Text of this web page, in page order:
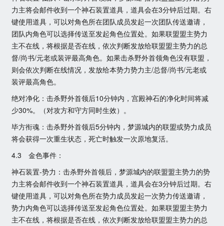
力主将会邮件收到一个神石装置道具，道具会在3分钟后过期。右
键使用道具，可以对角色所在团队成员发起一次团队传送邀请，
团队内角色可以选择传送至发起角色位置处。如果联盟盟主势力
主不在线，将根据是否在线，依次判断发放给联盟盟主势力的总
督/尚书/元老或装评最高角色。如果击杀野外首领角色没有联盟，
则会依次判断在线情况，发放给本势力势力主/总督/尚书/元老或
装评最高角色。
绝对净化：击杀野外首领后10分钟内，宫殿神石的净化时间将减
少30%。（对攻方和守方同时生效）。
毕方衔魂：击杀野外首领后5分钟内，梦源城内的联盟或势力成员
将会获得一次重生状态，死亡时触发一次原地复活。
4.3　金色事件：
神石装置-势力：击杀野外首领后，梦源城内的联盟盟主势力的势
力主将会邮件收到一个神石装置道具，道具会在3分钟后过期。右
键使用道具，可以对角色所在势力成员发起一次势力传送邀请，
势力内角色可以选择传送至发起角色位置处。如果联盟盟主势力
主不在线，将根据是否在线，依次判断发放给联盟盟主势力的总